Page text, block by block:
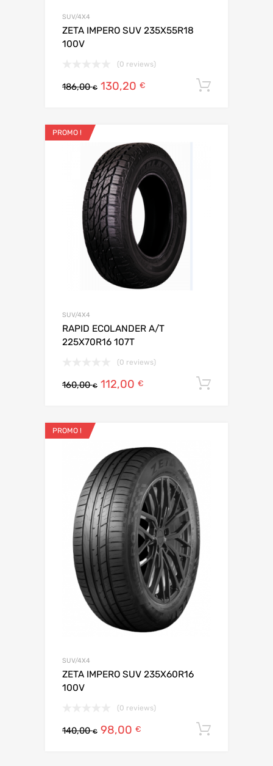
SUV/4X4
ZETA IMPERO SUV 235X55R18
100V
(0 reviews)
186,00€ 130,20 €
PROMO !
SUV/4X4
RAPID ECOLANDER A/T
225X70R16 107T
(0 reviews)
160,00€ 112,00 €
PROMO !
SUV/4X4
ZETA IMPERO SUV 235X60R16
100V
(0 reviews)
140,00€ 98,00 €